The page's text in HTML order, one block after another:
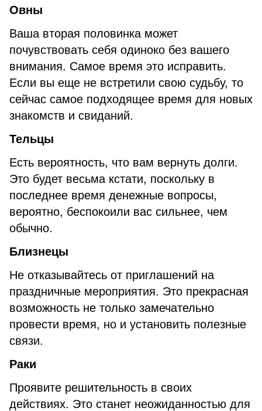
Овны
Ваша вторая половинка может
почувствовать себя одиноко без вашего
внимания. Самое время это исправить.
Если вы еще не встретили свою судьбу, то
сейчас самое подходящее время для новых
знакомств и свиданий.
Тельцы
Есть вероятность, что вам вернуть долги.
Это будет весьма кстати, поскольку в
последнее время денежные вопросы,
вероятно, беспокоили вас сильнее, чем
обычно.
Близнецы
Не отказывайтесь от приглашений на
праздничные мероприятия. Это прекрасная
возможность не только замечательно
провести время, но и установить полезные
связи.
Раки
Проявите решительность в своих
действиях. Это станет неожиданностью для